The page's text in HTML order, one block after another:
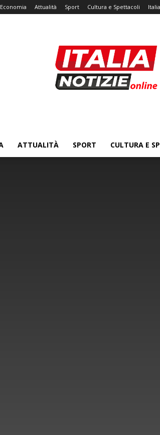
Economia Attualità Sport Cultura e Spettacoli
ATTUALITÀ SPORT CULTURA E